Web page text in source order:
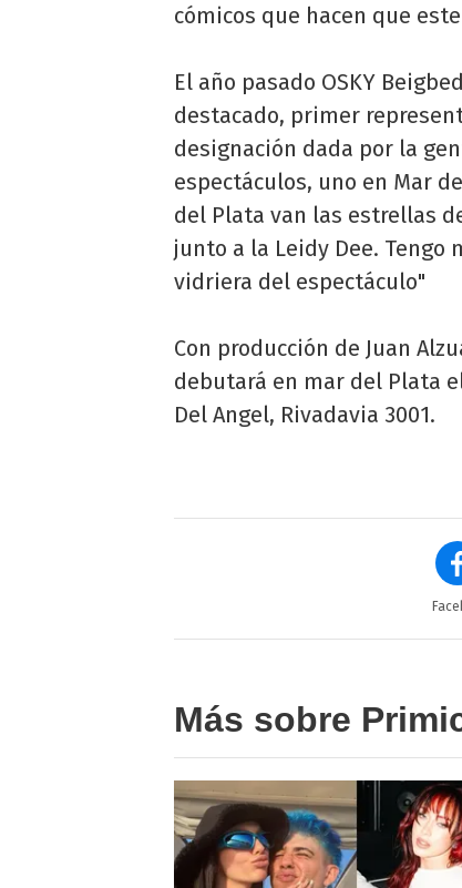
cómicos que hacen que
El año pasado OSKY
destacado, primer
designación dada por la
espectáculos, uno en Mar
del Plata van las estrellas
junto a la Leidy Dee.
vidriera del espectáculo"
Con producción de Juan
debutará en mar del Plata
Del Angel, Rivadavia 3001.
Más sobre